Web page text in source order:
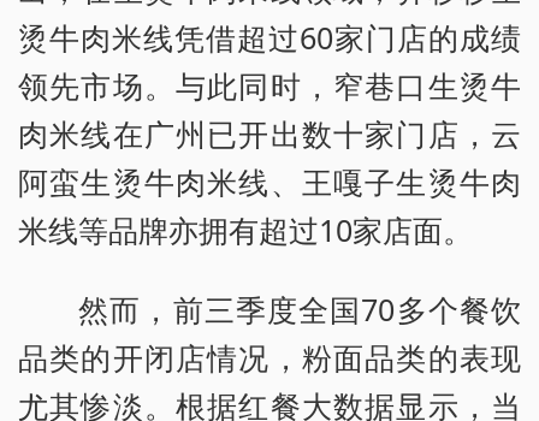
烫牛肉米线凭借超过60家门店的成绩
领先市场。与此同时，窄巷口生烫牛
肉米线在广州已开出数十家门店，云
阿蛮生烫牛肉米线、王嘎子生烫牛肉
米线等品牌亦拥有超过10家店面。
然而，前三季度全国70多个餐饮
品类的开闭店情况，粉面品类的表现
尤其惨淡。根据红餐大数据显示，当